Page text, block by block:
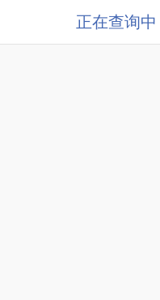
正在查询中